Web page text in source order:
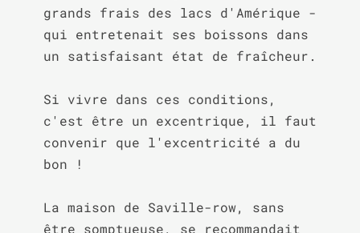
grands frais des lacs d'Amérique -
qui entretenait ses boissons dans
un satisfaisant état de fraîcheur.
Si vivre dans ces conditions,
c'est être un excentrique, il faut
convenir que l'excentricité a du
bon !
La maison de Saville-row, sans
être somptueuse, se recommandait